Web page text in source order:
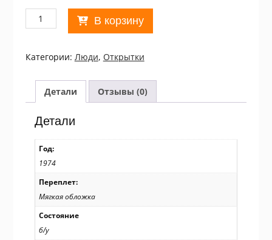
Количество
товара
1974.
Лысенко
/p103
В корзину
Категории: Люди, Открытки
Детали Отзывы (0)
Детали
Год:
1974
Переплет:
Мягкая обложка
Состояние
б/у